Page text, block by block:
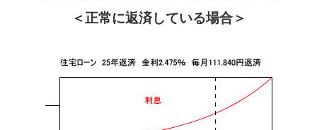
＜正常に返済している場合＞